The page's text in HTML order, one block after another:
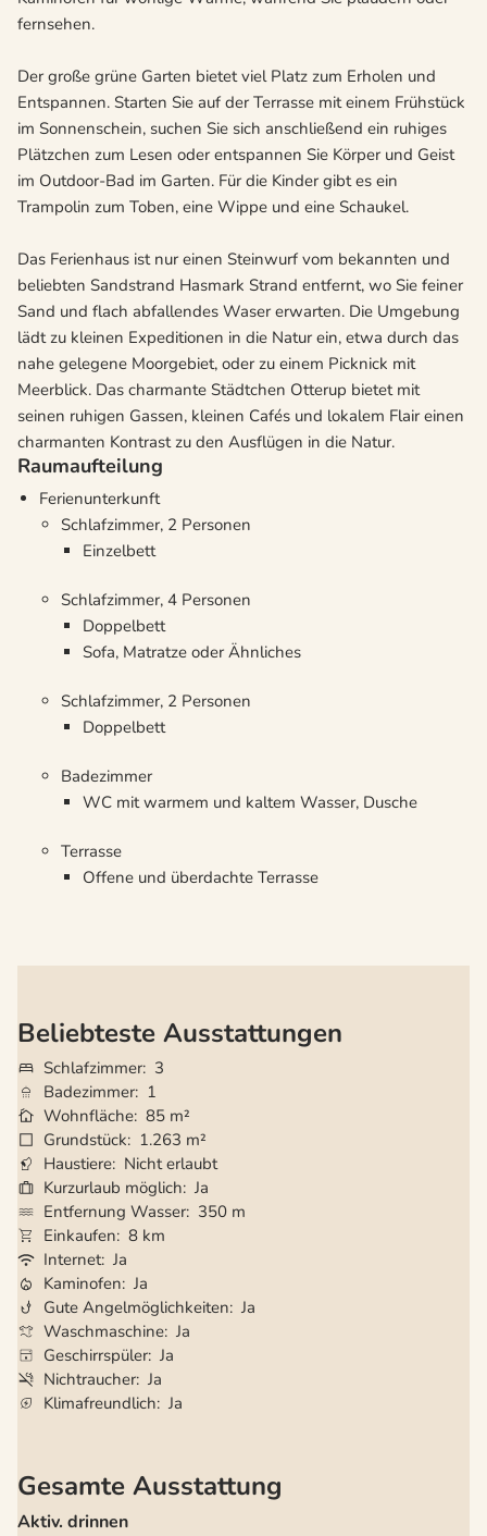
fernsehen.
Der große grüne Garten bietet viel Platz zum Erholen und
Entspannen. Starten Sie auf der Terrasse mit einem Frühstück
im Sonnenschein, suchen Sie sich anschließend ein ruhiges
Plätzchen zum Lesen oder entspannen Sie Körper und Geist
im Outdoor-Bad im Garten. Für die Kinder gibt es ein
Trampolin zum Toben, eine Wippe und eine Schaukel.
Das Ferienhaus ist nur einen Steinwurf vom bekannten und
beliebten Sandstrand Hasmark Strand entfernt, wo Sie feiner
Sand und flach abfallendes Waser erwarten. Die Umgebung
lädt zu kleinen Expeditionen in die Natur ein, etwa durch das
nahe gelegene Moorgebiet, oder zu einem Picknick mit
Meerblick. Das charmante Städtchen Otterup bietet mit
seinen ruhigen Gassen, kleinen Cafés und lokalem Flair einen
charmanten Kontrast zu den Ausflügen in die Natur.
Raumaufteilung
Ferienunterkunft
Schlafzimmer, 2 Personen
Einzelbett
Schlafzimmer, 4 Personen
Doppelbett
Sofa, Matratze oder Ähnliches
Schlafzimmer, 2 Personen
Doppelbett
Badezimmer
WC mit warmem und kaltem Wasser, Dusche
Terrasse
Offene und überdachte Terrasse
Beliebteste Ausstattungen
Schlafzimmer 3
Badezimmer 1
Wohnfläche 85 m²
Grundstück
1.263 m²
Haustiere Nicht erlaubt
Kurzurlaub möglich Ja
Entfernung Wasser 350 m
Einkaufen 8 km
Internet Ja
Kaminofen Ja
Gute Angelmöglichkeiten Ja
Waschmaschine Ja
Geschirrspüler Ja
Nichtraucher Ja
Klimafreundlich Ja
Gesamte Ausstattung
Aktiv. drinnen